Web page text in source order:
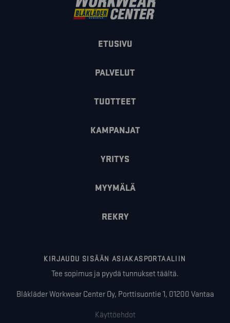
ETUSIVU
PALVELUT
TUOTTEET
KAMPANJAT
YRITYS
MYYMÄLÄ
REKRY
KIRJAUDU SISÄÄN ASIAKASPORTAALIIN
Tee sopimus ja pyydä tunnukset täältä.
Blåkläder Workwear Center Oy, Porttisuontie 1, 01200 Vantaa
Käyttöehdot